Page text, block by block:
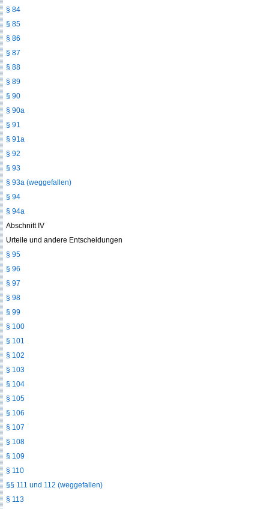
§ 84
§ 85
§ 86
§ 87
§ 88
§ 89
§ 90
§ 90a
§ 91
§ 91a
§ 92
§ 93
§ 93a (weggefallen)
§ 94
§ 94a
Abschnitt IV
Urteile und andere Entscheidungen
§ 95
§ 96
§ 97
§ 98
§ 99
§ 100
§ 101
§ 102
§ 103
§ 104
§ 105
§ 106
§ 107
§ 108
§ 109
§ 110
§§ 111 und 112 (weggefallen)
§ 113